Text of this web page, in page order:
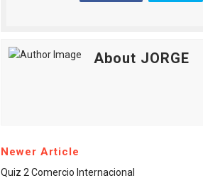
About JORGE
Newer Article
Quiz 2 Comercio Internacional